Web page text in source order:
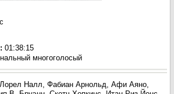
01:38:15
многоголосый
Налл, Фабиан Арнольд, Афи Аяно,